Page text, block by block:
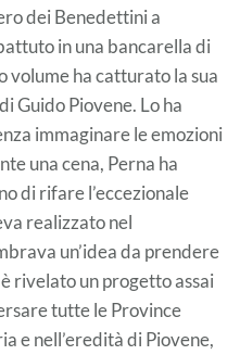
dei Benedettini a
in una bancarella di
volume ha catturato la sua
Guido Piovene. Lo ha
immaginare le emozioni
una cena, Perna ha
di rifare l’eccezionale
realizzato nel
un’idea da prendere
rivelato un progetto assai
tutte le Province
e nell’eredità di Piovene,